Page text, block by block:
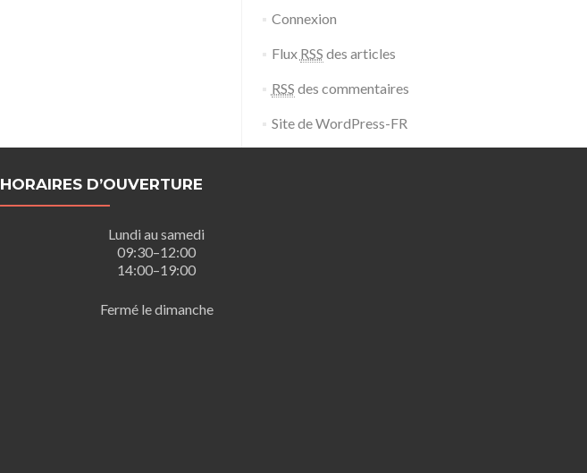
Connexion
Flux RSS des articles
RSS des commentaires
Site de WordPress-FR
HORAIRES D’OUVERTURE
Lundi au samedi
09:30–12:00
14:00–19:00
Fermé le dimanche